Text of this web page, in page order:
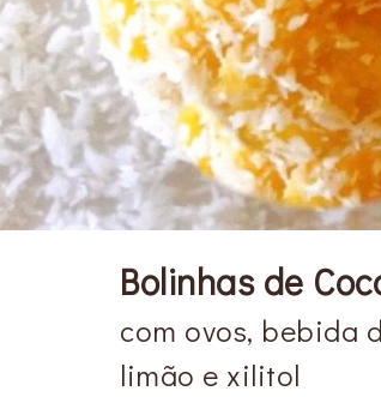
Bolinhas de
com ovos, bebida
limão e xilitol